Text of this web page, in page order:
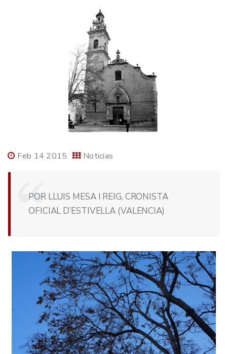
Feb 14 2015 Noticias
POR LLUIS MESA I REIG, CRONISTA
OFICIAL D’ESTIVELLA (VALENCIA)